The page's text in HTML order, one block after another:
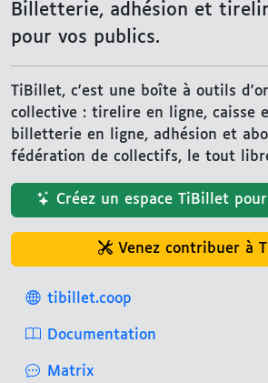
Billetterie, adhésion et
pour vos publics.
TiBillet, c'est une boîte à outils
collective : tirelire en ligne, caisse
billetterie en ligne, adhésion et
fédération de collectifs, le tout
Créez un espace TiBillet
Venez contribuer à
tibillet.coop
Documentation
Matrix